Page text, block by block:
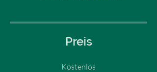
Preis
Kostenlos